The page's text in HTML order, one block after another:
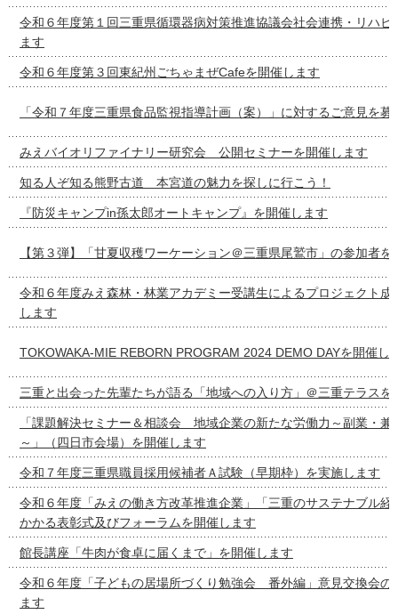
令和６年度第１回三重県循環器病対策推進協議会社会連携・リハビ
ます
令和６年度第３回東紀州ごちゃまぜCafeを開催します
「令和７年度三重県食品監視指導計画（案）」に対するご意見を募
みえバイオリファイナリー研究会 公開セミナーを開催します
知る人ぞ知る熊野古道 本宮道の魅力を探しに行こう！
『防災キャンプin孫太郎オートキャンプ』を開催します
【第３弾】「甘夏収穫ワーケーション＠三重県尾鷲市」の参加者を
令和６年度みえ森林・林業アカデミー受講生によるプロジェクト成
します
TOKOWAKA-MIE REBORN PROGRAM 2024 DEMO DAYを開催し
三重と出会った先輩たちが語る「地域への入り方」＠三重テラスを
「課題解決セミナー＆相談会 地域企業の新たな労働力～副業・兼
～」（四日市会場）を開催します
令和７年度三重県職員採用候補者Ａ試験（早期枠）を実施します
令和６年度「みえの働き方改革推進企業」「三重のサステナブル経
かかる表彰式及びフォーラムを開催します
館長講座「牛肉が食卓に届くまで」を開催します
令和６年度「子どもの居場所づくり勉強会 番外編」意見交換会の
ます